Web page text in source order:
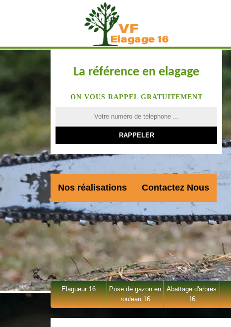
La référence en elagage
ON VOUS RAPPEL GRATUITEMENT
Nos réalisations Contactez Nous
Elagueur 16
Pose de gazon en
rouleau 16
Abattage d'arbres
16